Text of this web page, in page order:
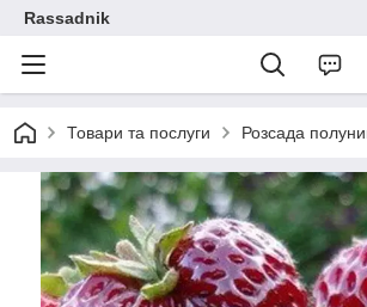
Rassadnik
Товари та послуги Розсада